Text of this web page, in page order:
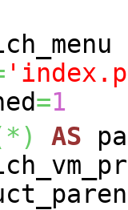
=1
*) AS